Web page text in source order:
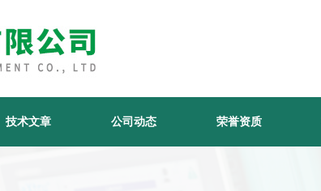
技术文章 公司动态 荣誉资质